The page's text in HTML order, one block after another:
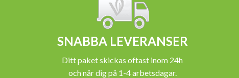
SNABBA LEVERANSER
Ditt paket skickas oftast inom 24h
och når dig på 1-4 arbetsdagar.